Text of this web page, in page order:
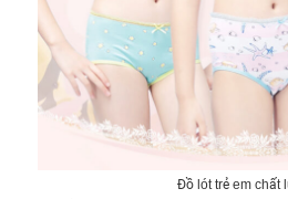
Đồ lót trẻ em chất